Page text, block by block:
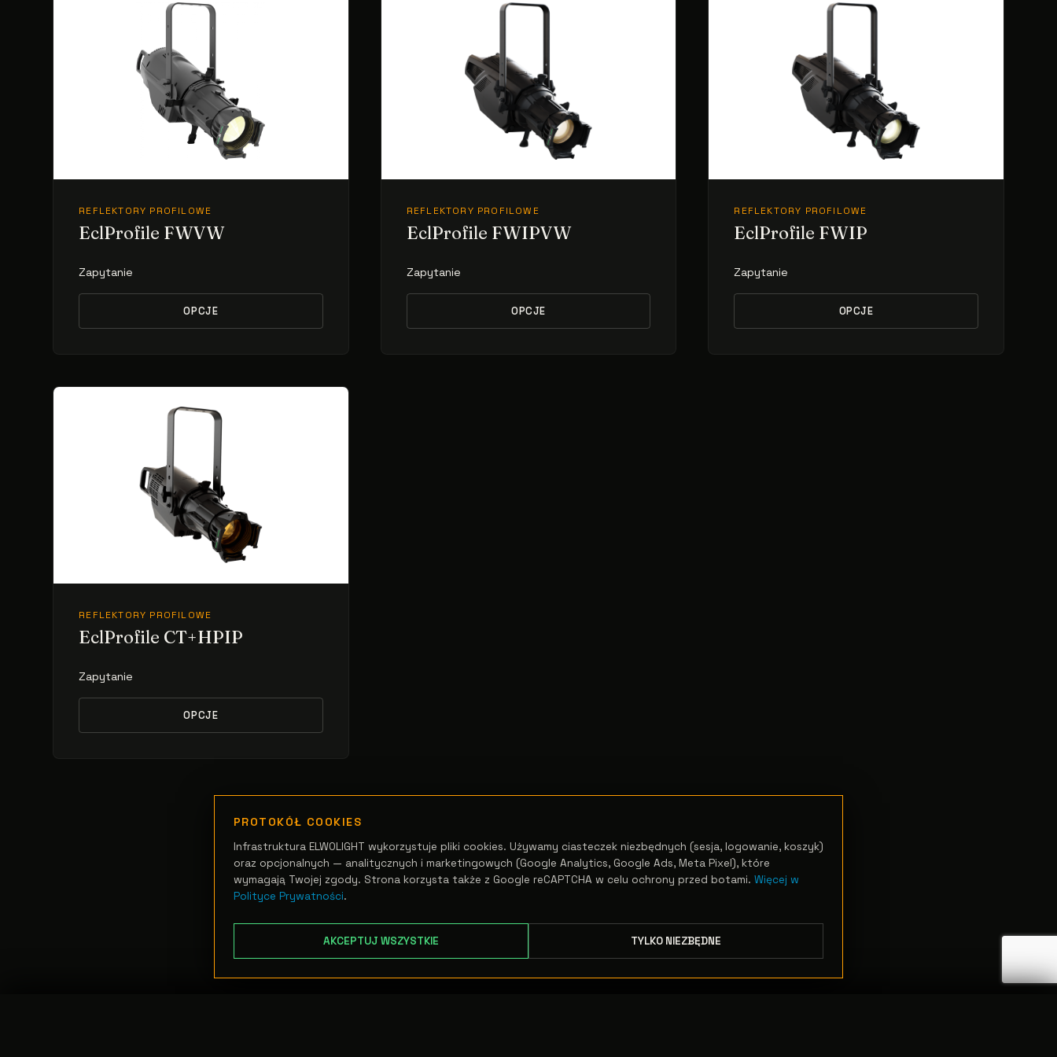
REFLEKTORY PROFILOWE
EclProfile FWVW
Zapytanie
OPCJE
REFLEKTORY PROFILOWE
EclProfile FWIPVW
Zapytanie
OPCJE
REFLEKTORY PROFILOWE
EclProfile FWIP
Zapytanie
OPCJE
REFLEKTORY PROFILOWE
EclProfile CT+HPIP
Zapytanie
OPCJE
PROTOKÓŁ COOKIES
Infrastruktura ELWOLIGHT wykorzystuje pliki cookies. Używamy ciasteczek niezbędnych (sesja, logowanie, koszyk)
oraz opcjonalnych — analitycznych i marketingowych (Google Analytics, Google Ads, Meta Pixel), które
wymagają Twojej zgody. Strona korzysta także z Google reCAPTCHA w celu ochrony przed botami. Więcej w
Polityce Prywatności.
AKCEPTUJ WSZYSTKIE TYLKO NIEZBĘDNE